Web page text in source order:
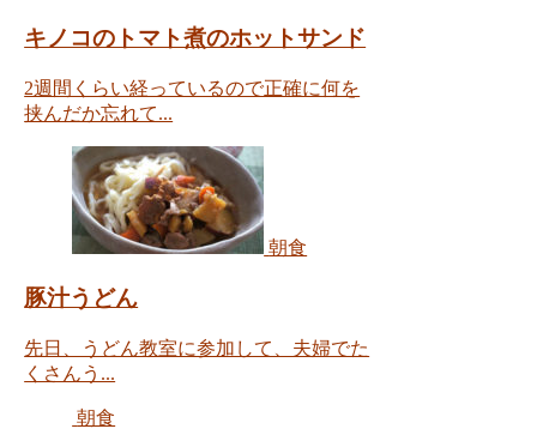
キノコのトマト煮のホットサンド
2週間くらい経っているので正確に何を
挟んだか忘れて...
朝食
豚汁うどん
先日、うどん教室に参加して、夫婦でた
くさんう...
朝食